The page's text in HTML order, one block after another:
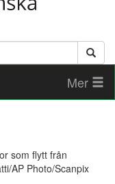
Mer
som flytt från
AP Photo/Scanpix